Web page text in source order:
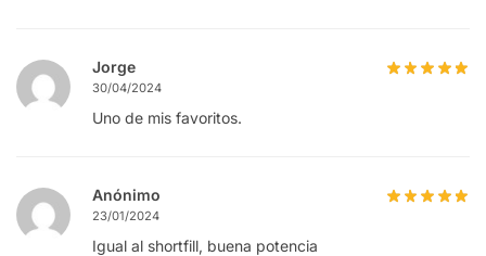
Jorge
30/04/2024
Uno de mis favoritos.
Anónimo
23/01/2024
Igual al shortfill, buena potencia